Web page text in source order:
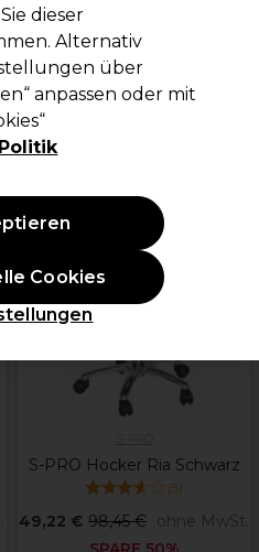
Salonmöbel
ANGEBOT
S-PRO Hocker Ria Schwarz
(5)
49,22 € 98,45 € ohne MwSt.
dieser
Alternativ
über
anpassen oder mit
Cookies